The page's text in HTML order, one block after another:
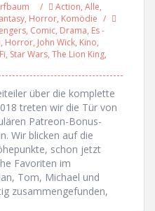
Action, Alle,
, Horror, Komödie
, Comic, Drama, Es -
, Horror, John Wick, Kino,
, Star Wars, The Lion King,
über die komplette
treten wir die Tür von
Patreon-Bonus-
Wir blicken auf die
schon jetzt
Favoriten im
Tom, Michael und
zusammengefunden,